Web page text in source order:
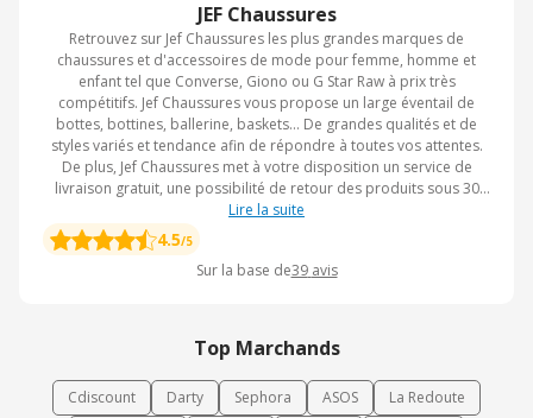
JEF Chaussures
Retrouvez sur Jef Chaussures les plus grandes marques de
chaussures et d'accessoires de mode pour femme, homme et
enfant tel que Converse, Giono ou G Star Raw à prix très
compétitifs. Jef Chaussures vous propose un large éventail de
bottes, bottines, ballerine, baskets... De grandes qualités et de
styles variés et tendance afin de répondre à toutes vos attentes.
De plus, Jef Chaussures met à votre disposition un service de
livraison gratuit, une possibilité de retour des produits sous 30
jours et une rubrique "Miniprix" tout au long de l'année !
Lire la suite
4.5/5
Sur la base de39 avis
Top Marchands
Cdiscount Darty Sephora ASOS
La Redoute